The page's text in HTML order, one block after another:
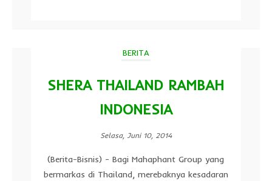
BERITA
SHERA THAILAND RAMBAH
INDONESIA
Selasa, Juni 10, 2014
(Berita-Bisnis) - Bagi Mahaphant Group yang
bermarkas di Thailand, merebaknya kesadaran